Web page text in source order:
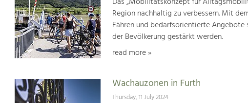
Region nachhaltig zu verbessern. Mit
Fähren und bedarfsorientierte
der Bevölkerung gestärkt werden.
read more »
Wachauzonen in Furth
Thursday, 11 July 2024